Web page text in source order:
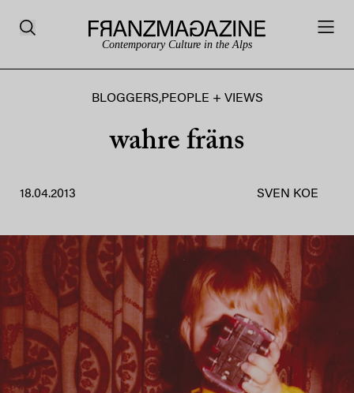
Contemporary Culture in the Alps
BLOGGERS,PEOPLE + VIEWS
wahre fräns
18.04.2013 SVEN KOE